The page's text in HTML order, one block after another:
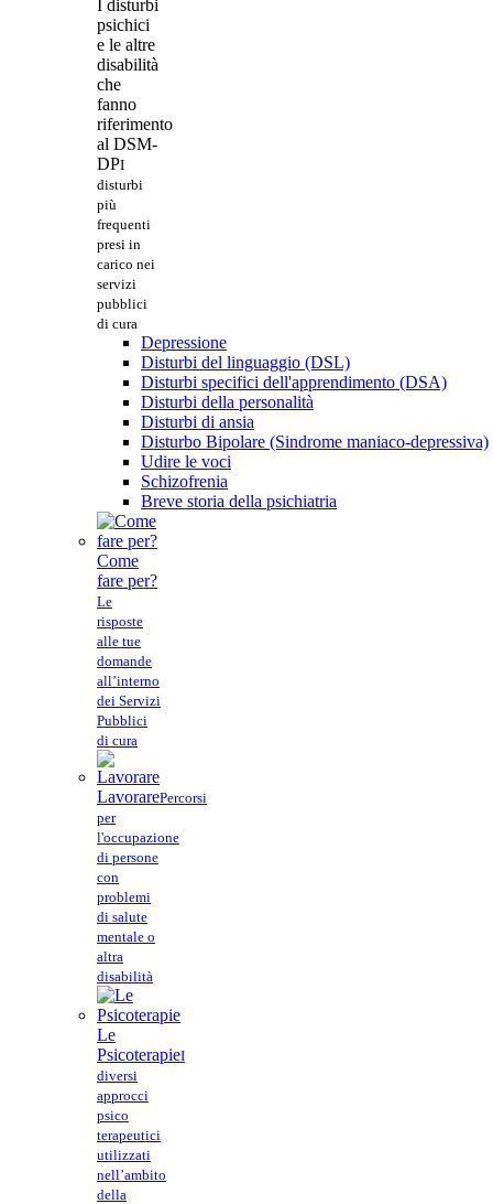
I disturbi
psichici
e le altre
disabilità
che
fanno
riferimento
al DSM-
DPI
disturbi
più
frequenti
presi in
carico nei
servizi
pubblici
di cura
Depressione
Disturbi del linguaggio (DSL)
Disturbi specifici dell'apprendimento (DSA)
Disturbi della personalità
Disturbi di ansia
Disturbo Bipolare (Sindrome maniaco-depressiva)
Udire le voci
Schizofrenia
Breve storia della psichiatria
Come
fare per?
Le
risposte
alle tue
domande
all’interno
dei Servizi
Pubblici
di cura
LavorarePercorsi
per
l'occupazione
di persone
con
problemi
di salute
mentale o
altra
disabilità
Le
PsicoterapieI
diversi
approcci
psico
terapeutici
utilizzati
nell’ambito
della